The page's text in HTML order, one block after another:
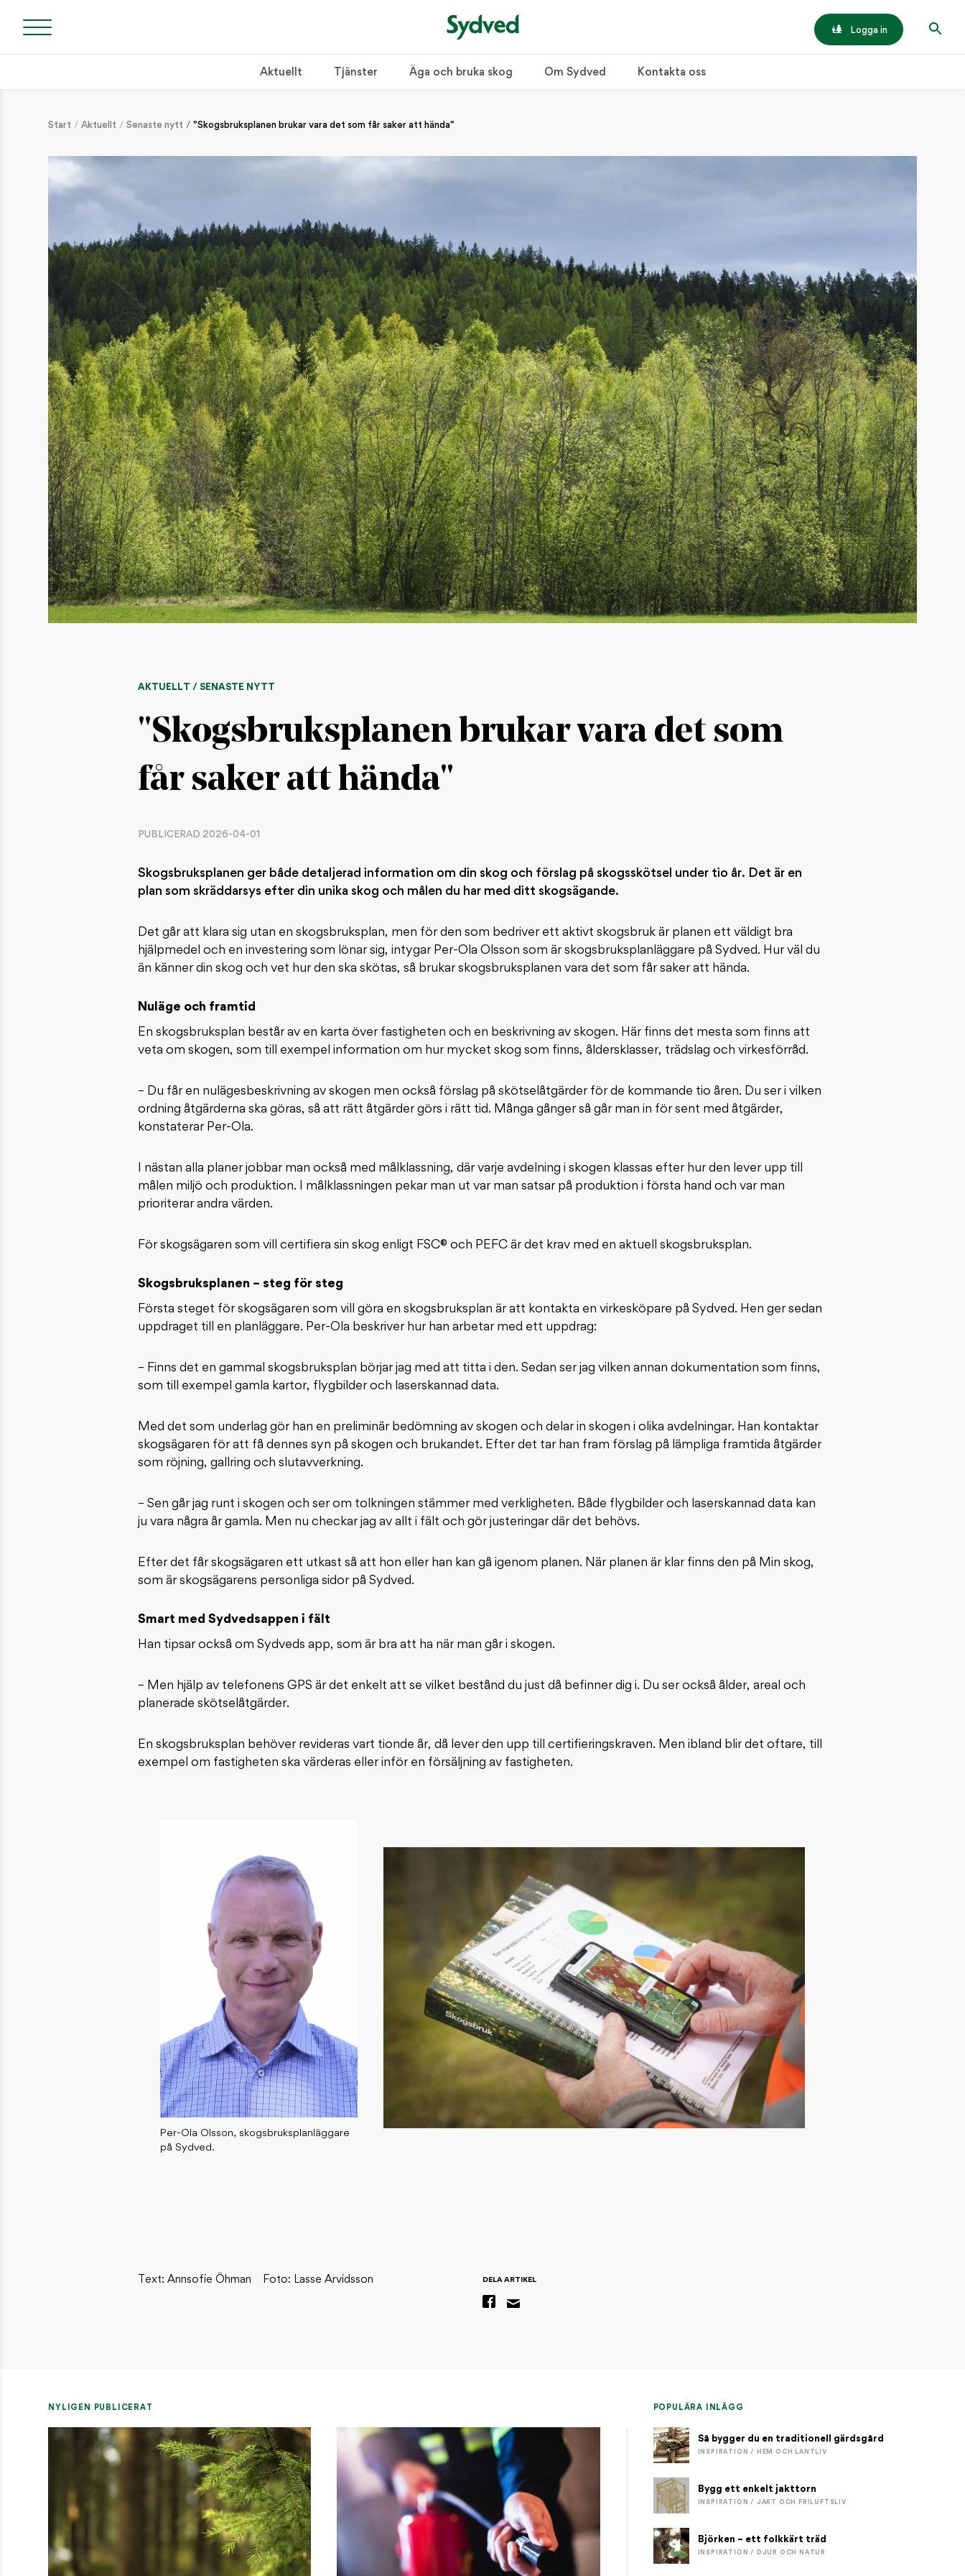
Logga in
Aktuellt Tjänster Äga och bruka skog Om Sydved Kontakta oss
Start Aktuellt Senaste nytt "Skogsbruksplanen brukar vara det som får saker att hända"
AKTUELLT / SENASTE NYTT
"Skogsbruksplanen brukar vara det som
får saker att hända"
PUBLICERAD 2026-04-01
Skogsbruksplanen ger både detaljerad information om din skog och förslag på skogsskötsel under tio år. Det är en
plan som skräddarsys efter din unika skog och målen du har med ditt skogsägande.
Det går att klara sig utan en skogsbruksplan, men för den som bedriver ett aktivt skogsbruk är planen ett väldigt bra
hjälpmedel och en investering som lönar sig, intygar Per-Ola Olsson som är skogsbruksplanläggare på Sydved. Hur väl du
än känner din skog och vet hur den ska skötas, så brukar skogsbruksplanen vara det som får saker att hända.
Nuläge och framtid
En skogsbruksplan består av en karta över fastigheten och en beskrivning av skogen. Här finns det mesta som finns att
veta om skogen, som till exempel information om hur mycket skog som finns, åldersklasser, trädslag och virkesförråd.
– Du får en nulägesbeskrivning av skogen men också förslag på skötselåtgärder för de kommande tio åren. Du ser i vilken
ordning åtgärderna ska göras, så att rätt åtgärder görs i rätt tid. Många gånger så går man in för sent med åtgärder,
konstaterar Per-Ola.
I nästan alla planer jobbar man också med målklassning, där varje avdelning i skogen klassas efter hur den lever upp till
målen miljö och produktion. I målklassningen pekar man ut var man satsar på produktion i första hand och var man
prioriterar andra värden.
För skogsägaren som vill certifiera sin skog enligt FSC® och PEFC är det krav med en aktuell skogsbruksplan.
Skogsbruksplanen – steg för steg
Första steget för skogsägaren som vill göra en skogsbruksplan är att kontakta en virkesköpare på Sydved. Hen ger sedan
uppdraget till en planläggare. Per-Ola beskriver hur han arbetar med ett uppdrag:
– Finns det en gammal skogsbruksplan börjar jag med att titta i den. Sedan ser jag vilken annan dokumentation som finns,
som till exempel gamla kartor, flygbilder och laserskannad data.
Med det som underlag gör han en preliminär bedömning av skogen och delar in skogen i olika avdelningar. Han kontaktar
skogsägaren för att få dennes syn på skogen och brukandet. Efter det tar han fram förslag på lämpliga framtida åtgärder
som röjning, gallring och slutavverkning.
– Sen går jag runt i skogen och ser om tolkningen stämmer med verkligheten. Både flygbilder och laserskannad data kan
ju vara några år gamla. Men nu checkar jag av allt i fält och gör justeringar där det behövs.
Efter det får skogsägaren ett utkast så att hon eller han kan gå igenom planen. När planen är klar finns den på Min skog,
som är skogsägarens personliga sidor på Sydved.
Smart med Sydvedsappen i fält
Han tipsar också om Sydveds app, som är bra att ha när man går i skogen.
– Men hjälp av telefonens GPS är det enkelt att se vilket bestånd du just då befinner dig i. Du ser också ålder, areal och
planerade skötselåtgärder.
En skogsbruksplan behöver revideras vart tionde år, då lever den upp till certifieringskraven. Men ibland blir det oftare, till
exempel om fastigheten ska värderas eller inför en försäljning av fastigheten.
Per-Ola Olsson, skogsbruksplanläggare
på Sydved.
Text: Annsofie Öhman Foto: Lasse Arvidsson DELA ARTIKEL
NYLIGEN PUBLICERAT POPULÄRA INLÄGG
Så bygger du en traditionell gärdsgård
INSPIRATION / HEM OCH LANTLIV
Bygg ett enkelt jakttorn
INSPIRATION / JAKT OCH FRILUFTSLIV
Björken – ett folkkärt träd
INSPIRATION / DJUR OCH NATUR